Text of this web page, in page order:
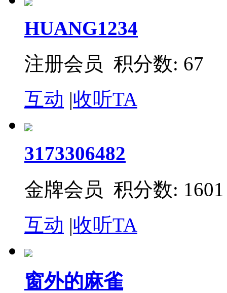
HUANG1234
注册会员 积分数: 67
互动 |收听TA
3173306482
金牌会员 积分数: 1601
互动 |收听TA
窗外的麻雀